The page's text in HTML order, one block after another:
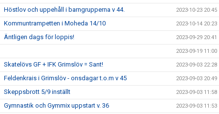
Höstlov och uppehåll i barngrupperna v 44. 2023-10-23 20:45
Kommuntrampetten i Moheda 14/10 2023-10-14 20:23
Äntligen dags för loppis! 2023-09-29 20:41
2023-09-19 11:00
Skatelövs GF + IFK Grimslöv = Sant! 2023-09-03 22:28
Feldenkrais i Grimslöv - onsdagar t.o.m v 45 2023-09-03 20:49
Skeppsbrott 5/9 inställt 2023-09-03 11:58
Gymnastik och Gymmix uppstart v. 36 2023-09-03 11:53